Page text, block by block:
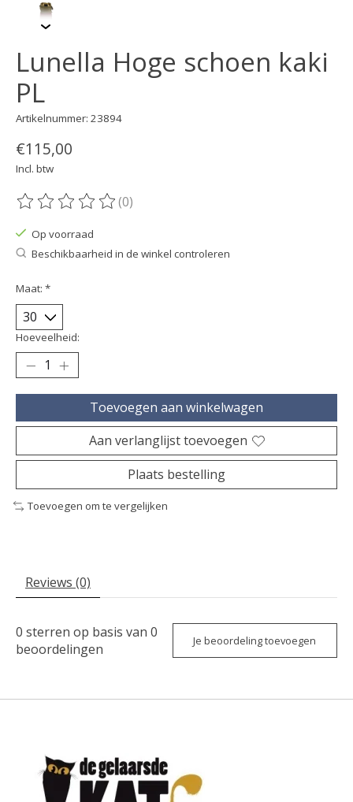
Lunella Hoge schoen kaki
PL
Artikelnummer: 23894
€115,00
Incl. btw
De beoordeling van dit product is
(0)
Op voorraad
Beschikbaarheid in de winkel controleren
Maat: *
Hoeveelheid:
Toevoegen aan winkelwagen
Aan verlanglijst toevoegen
Plaats bestelling
Toevoegen om te vergelijken
Reviews (0)
0 sterren op basis van 0
beoordelingen
Je beoordeling toevoegen